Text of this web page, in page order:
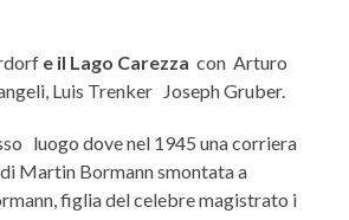
e il Lago Carezza con Arturo
Luis Trenker Joseph Gruber.
luogo dove nel 1945 una corriera
Martin Bormann smontata a
figlia del celebre magistrato i